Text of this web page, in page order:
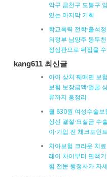
악구 금천구 도봉구
있는 마지막 기회
학교폭력 전학·출석
의정부 남양주 동두
정심판으로 뒤집을
kang611 최신글
아이 상처 꿰매면 보
보험 보장금액·얼굴
류까지 총정리
월 830원 여성수술보
상선 결절·요실금 수
이·가입 전 체크포인
치아보험 크라운 치
레이 차이부터 면책
험 전문 행정사가 자